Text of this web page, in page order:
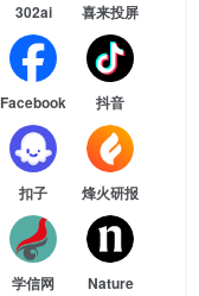
302ai 喜来投屏
Facebook 抖音
扣子 烽火研报
学信网 Nature